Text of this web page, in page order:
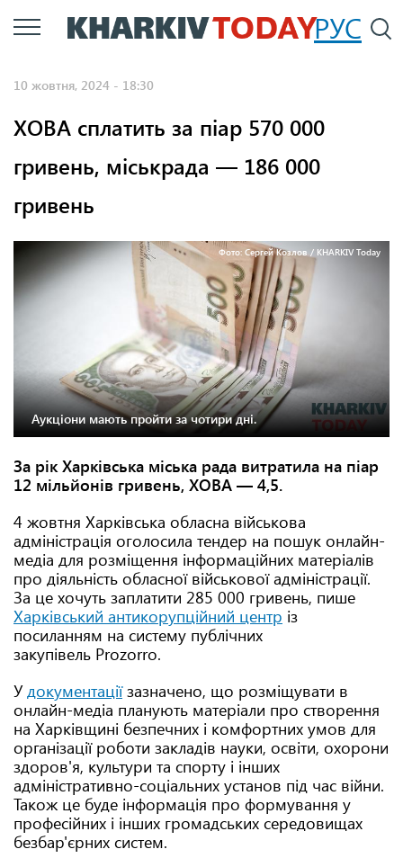
Перейти
до
РУС
10 жовтня, 2024 - 18:30
ХОВА сплатить за піар 570 000
гривень, міськрада — 186 000
гривень
Фото: Сергей Козлов / KHARKIV Today
Аукціони мають пройти за чотири дні.
За рік Харківська міська рада витратила на піар
12 мільйонів гривень, ХОВА — 4,5.
4 жовтня Харківська обласна військова
адміністрація оголосила тендер на пошук онлайн-
медіа для розміщення інформаційних матеріалів
про діяльність обласної військової адміністрації.
За це хочуть заплатити 285 000 гривень, пише
Харківський антикорупційний центр із
посиланням на систему публічних
закупівель Prozorro.
Удокументаціїзазначено, що розміщувати в
онлайн-медіа планують матеріали про створення
на Харківщині безпечних і комфортних умов для
організації роботи закладів науки, освіти, охорони
здоров'я, культури та спорту і інших
адміністративно-соціальних установ під час війни.
Також це буде інформація про формування у
професійних і інших громадських середовищах
безбар'єрних систем.